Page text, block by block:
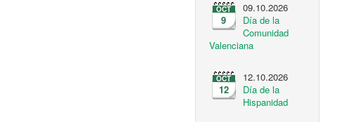
OCT
9
09.10.2026
Día de la
Comunidad
Valenciana
OCT
12
12.10.2026
Día de la
Hispanidad